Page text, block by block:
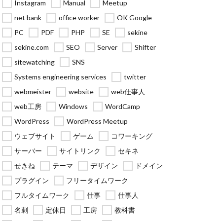
Instagram
Manual
Meetup
net bank
office worker
OK Google
PC
PDF PHP SE
sekine
sekine.com
SEO Server
Shifter
sitewatching
SNS
Systems engineering services
twitter
webmeister
website
web仕事人
web工房
Windows
WordCamp
WordPress
WordPress Meetup
ウェブサイト
ゲーム
コワーキング
サーバー
サイトリンク
セキネ
せきね
テーマ デザイン
ドメイン
プラグイン
フリータイムワーク
フルタイムワーク
仕事
仕事人
名刺
定休日 工房
教科書